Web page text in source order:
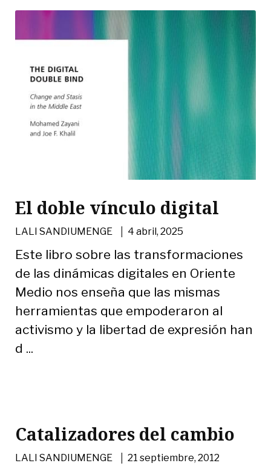
El doble vínculo digital
LALI SANDIUMENGE | 4 abril, 2025
Este libro sobre las transformaciones
de las dinámicas digitales en Oriente
Medio nos enseña que las mismas
herramientas que empoderaron al
activismo y la libertad de expresión han
d ...
Catalizadores del cambio
LALI SANDIUMENGE |21 septiembre, 2012